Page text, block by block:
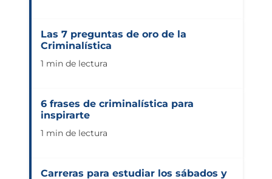
Las 7 preguntas de oro de la
Criminalística
1 min de lectura
6 frases de criminalística para
inspirarte
1 min de lectura
Carreras para estudiar los sábados y